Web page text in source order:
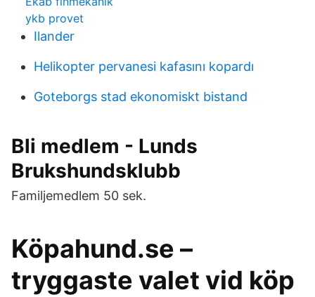
ykb provet
Ilander
Helikopter pervanesi kafasını kopardı
Goteborgs stad ekonomiskt bistand
Bli medlem - Lunds
Brukshundsklubb
Familjemedlem 50 sek.
Köpahund.se –
tryggaste valet vid köp